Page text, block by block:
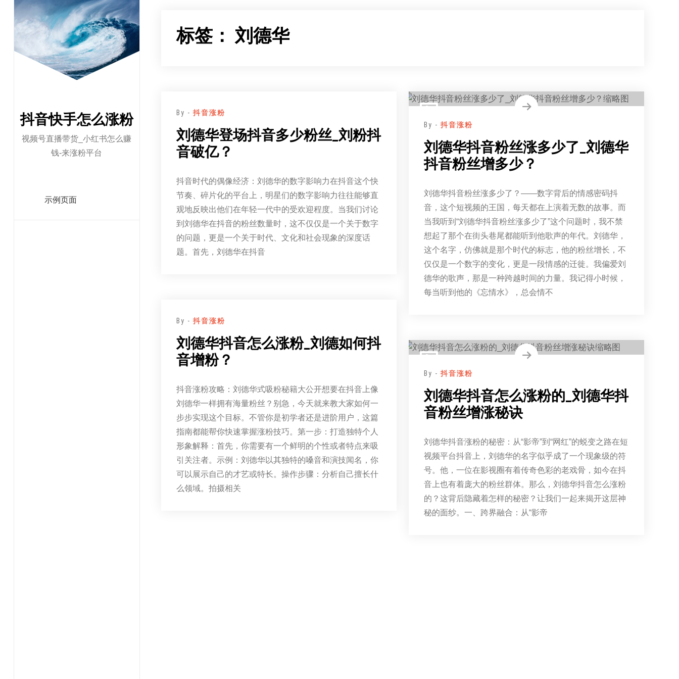
抖音快手怎么涨粉
视频号直播带货_小红书怎么赚
钱-来涨粉平台
示例页面
标签： 刘德华
By -抖音涨粉
刘德华登场抖音多少粉丝_刘粉抖
音破亿？
抖音时代的偶像经济：刘德华的数字影响力在抖音这个快
节奏、碎片化的平台上，明星们的数字影响力往往能够直
观地反映出他们在年轻一代中的受欢迎程度。当我们讨论
到刘德华在抖音的粉丝数量时，这不仅仅是一个关于数字
的问题，更是一个关于时代、文化和社会现象的深度话
题。首先，刘德华在抖音
By - 抖音涨粉
刘德华抖音粉丝涨多少了_刘德华
抖音粉丝增多少？
刘德华抖音粉丝涨多少了？——数字背后的情感密码抖
音，这个短视频的王国，每天都在上演着无数的故事。而
当我听到“刘德华抖音粉丝涨多少了”这个问题时，我不禁
想起了那个在街头巷尾都能听到他歌声的年代。刘德华，
这个名字，仿佛就是那个时代的标志，他的粉丝增长，不
仅仅是一个数字的变化，更是一段情感的迁徙。我偏爱刘
德华的歌声，那是一种跨越时间的力量。我记得小时候，
每当听到他的《忘情水》，总会情不
By -抖音涨粉
刘德华抖音怎么涨粉_刘德如何抖
音增粉？
抖音涨粉攻略：刘德华式吸粉秘籍大公开想要在抖音上像
刘德华一样拥有海量粉丝？别急，今天就来教大家如何一
步步实现这个目标。不管你是初学者还是进阶用户，这篇
指南都能帮你快速掌握涨粉技巧。第一步：打造独特个人
形象解释：首先，你需要有一个鲜明的个性或者特点来吸
引关注者。示例：刘德华以其独特的嗓音和演技闻名，你
可以展示自己的才艺或特长。操作步骤：分析自己擅长什
么领域。拍摄相关
By - 抖音涨粉
刘德华抖音怎么涨粉的_刘德华抖
音粉丝增涨秘诀
刘德华抖音涨粉的秘密：从“影帝”到“网红”的蜕变之路在短
视频平台抖音上，刘德华的名字似乎成了一个现象级的符
号。他，一位在影视圈有着传奇色彩的老戏骨，如今在抖
音上也有着庞大的粉丝群体。那么，刘德华抖音怎么涨粉
的？这背后隐藏着怎样的秘密？让我们一起来揭开这层神
秘的面纱。一、跨界融合：从“影帝